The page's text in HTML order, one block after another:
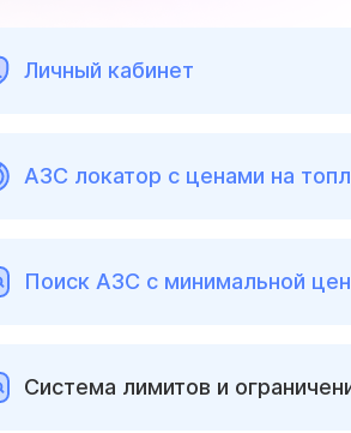
Личный кабинет
АЗС локатор с ценами на
Поиск АЗС с минимальной
Cистема лимитов и